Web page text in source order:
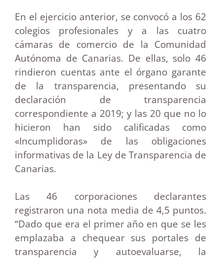
En el ejercicio anterior, se convocó a los 62
colegios profesionales y a las cuatro
cámaras de comercio de la Comunidad
Autónoma de Canarias. De ellas, solo 46
rindieron cuentas ante el órgano garante
de la transparencia, presentando su
declaración de transparencia
correspondiente a 2019; y las 20 que no lo
hicieron han sido calificadas como
«Incumplidoras» de las obligaciones
informativas de la Ley de Transparencia de
Canarias.
Las 46 corporaciones declarantes
registraron una nota media de 4,5 puntos.
“Dado que era el primer año en que se les
emplazaba a chequear sus portales de
transparencia y autoevaluarse, la